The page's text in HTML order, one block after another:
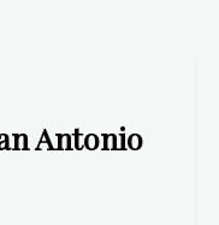
Antonio